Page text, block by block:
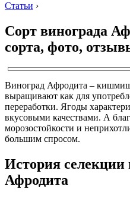
Статьи ›
Сорт винограда
сорта, фото,
Виноград Афродита –
выращивают как для
переработки. Ягоды
вкусовыми качествами. А
морозостойкости и
большим спросом.
История селекции
Афродита